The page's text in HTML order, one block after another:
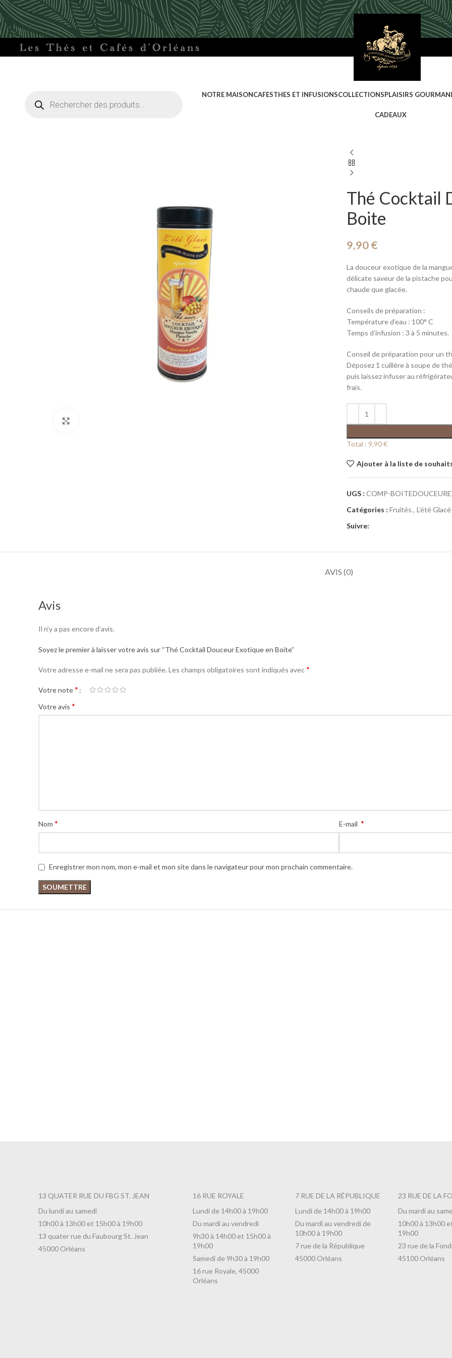
produits
NOTRE MAISONCAFESTHES ET INFUSIONSCOLLECTIONSPLAISIRS
CADEAUX
Thé Cocktail
Boite
9,90€
La douceur exotique de la
délicate saveur de la pistache
chaude que glacée.
Conseils de préparation :
Température d’eau : 100° C
Temps d’infusion : 3 à 5 minutes.
Conseil de préparation pour un
Déposez 1 cuillère à soupe de
puis laissez infuser au
frais.
Total : 9,90 €
Ajouter à la liste de
UGS : COMP-
Catégories : Fruités, L’été Glacé
Suivre:
AVIS (0)
Avis
Il n’y a pas encore d’avis.
Soyez le premier à laisser votre avis sur “Thé Cocktail Douceur Exotique en Boite”
Votre adresse e-mail ne sera pas publiée. Les champs obligatoires sont indiqués avec*
Votre note*
Votre avis *
Nom * E-mail *
Enregistrer mon nom, mon e-mail et mon site dans le navigateur pour mon prochain commentaire.
13 QUATER RUE DU FBG ST. JEAN
Du lundi au samedi
10h00 à 13h00 et 15h00 à 19h00
13 quater rue du Faubourg St. Jean
45000 Orléans
16 RUE ROYALE
Lundi de 14h00 à 19h00
Du mardi au vendredi
9h30 à 14h00 et 15h00 à
19h00
Samedi de 9h30 à 19h00
16 rue Royale, 45000
Orléans
7 RUE DE LA RÉPUBLIQUE
Lundi de 14h00 à 19h00
Du mardi au vendredi de
10h00 à 19h00
7 rue de la République
45000 Orléans
23 RUE DE LA
Du mardi au
10h00 à 13h00
19h00
23 rue de la
45100 Orléans